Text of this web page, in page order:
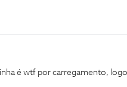
é wtf por carregamento,